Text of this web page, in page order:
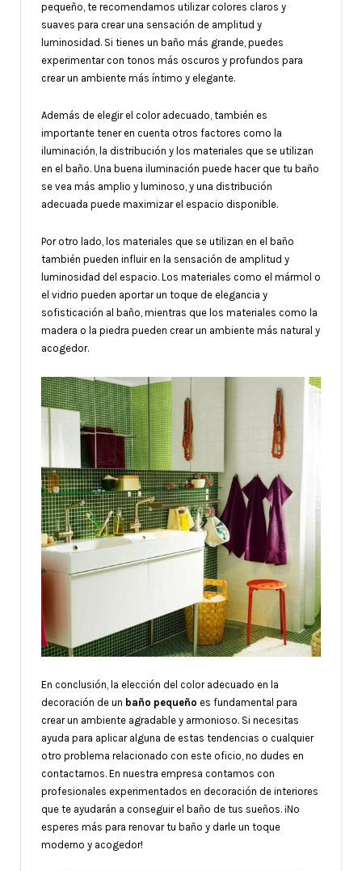
pequeño, te recomendamos utilizar colores claros y
suaves para crear una sensación de amplitud y
luminosidad. Si tienes un baño más grande, puedes
experimentar con tonos más oscuros y profundos para
crear un ambiente más íntimo y elegante.
Además de elegir el color adecuado, también es
importante tener en cuenta otros factores como la
iluminación, la distribución y los materiales que se utilizan
en el baño. Una buena iluminación puede hacer que tu baño
se vea más amplio y luminoso, y una distribución
adecuada puede maximizar el espacio disponible.
Por otro lado, los materiales que se utilizan en el baño
también pueden influir en la sensación de amplitud y
luminosidad del espacio. Los materiales como el mármol o
el vidrio pueden aportar un toque de elegancia y
sofisticación al baño, mientras que los materiales como la
madera o la piedra pueden crear un ambiente más natural y
acogedor.
En conclusión, la elección del color adecuado en la
decoración de un baño pequeño es fundamental para
crear un ambiente agradable y armonioso. Si necesitas
ayuda para aplicar alguna de estas tendencias o cualquier
otro problema relacionado con este oficio, no dudes en
contactarnos. En nuestra empresa contamos con
profesionales experimentados en decoración de interiores
que te ayudarán a conseguir el baño de tus sueños. ¡No
esperes más para renovar tu baño y darle un toque
moderno y acogedor!